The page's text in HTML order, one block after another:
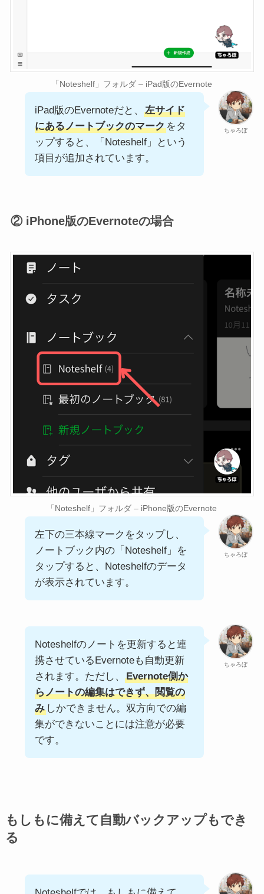
「Noteshelf」フォルダ – iPad版のEvernote
ちゃろぼ
iPad版のEvernoteだと、
左サイド
にあるノートブックのマークをタ
ップすると、「Noteshelf」という
項目が追加されています。
② iPhone版のEvernoteの場合
「Noteshelf」フォルダ – iPhone版のEvernote
ちゃろぼ
左下の三本線マークをタップし、
ノートブック内の「Noteshelf」を
タップすると、Noteshelfのデータ
が表示されています。
ちゃろぼ
Noteshelfのノートを更新すると連
携させているEvernoteも自動更新
されます。ただし、
Evernote側か
らノートの編集はできず、閲覧の
みしかできません。双方向での編
集ができないことには注意が必要
です。
もしもに備えて自動バックアップもでき
る